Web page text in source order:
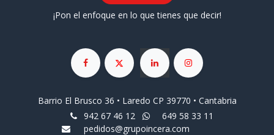
¡Pon el enfoque en lo que tienes que decir!
Barrio El Brusco 36 • Laredo CP 39770 • Cantabria
942 67 46 12
649 58 33 11
pedidos@grupoincera.com